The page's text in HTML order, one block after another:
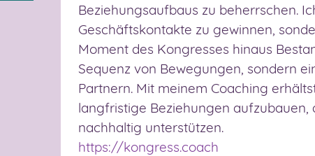
Beziehungsaufbaus zu beherrschen.
Geschäftskontakte zu gewinnen,
Moment des Kongresses hinaus
Sequenz von Bewegungen, sondern
Partnern. Mit meinem Coaching
langfristige Beziehungen
nachhaltig unterstützen.
https://kongress.coach